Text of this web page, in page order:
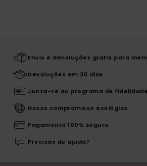
Envio e devoluções grátis para
Devoluções em 30 dias
Junta-te ao programa de fidelidade
Nosso compromisso ecológico
Pagamento 100% seguro
Precisas de ajuda?